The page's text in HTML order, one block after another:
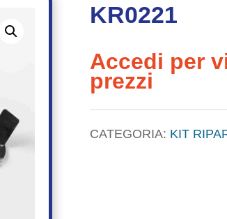
KR0221
Accedi per
prezzi
CATEGORIA: KIT